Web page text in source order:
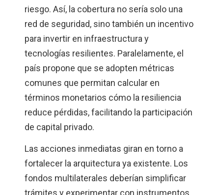
riesgo. Así, la cobertura no sería solo una
red de seguridad, sino también un incentivo
para invertir en infraestructura y
tecnologías resilientes. Paralelamente, el
país propone que se adopten métricas
comunes que permitan calcular en
términos monetarios cómo la resiliencia
reduce pérdidas, facilitando la participación
de capital privado.
Las acciones inmediatas giran en torno a
fortalecer la arquitectura ya existente. Los
fondos multilaterales deberían simplificar